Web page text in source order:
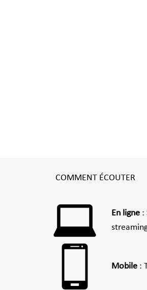
COMMENT ÉCOUTER
En ligne :
Mobile :